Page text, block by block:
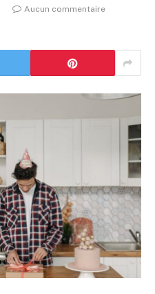
Aucun commentaire